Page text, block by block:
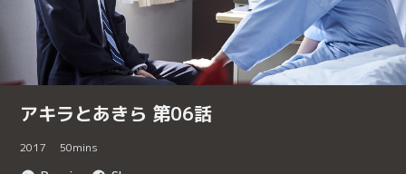
アキラとあきら 第06話
2017 50mins